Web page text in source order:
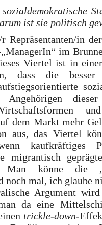
ist sie politisch
Repräsentanten/in
im
Viertel ist in
dass die besser
dem Markt mehr
aus, das Viertel
kaufkräftiges
migrantisch
Man könne die
noch mal, ich glaube
Argument
da eine
trickle-down-